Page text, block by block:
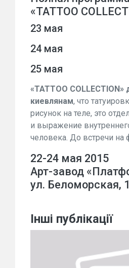
«TATTOO
23 мая
24 мая
25 мая
«TATTOO
киевлянам, что
рисунок на теле, это
и выражение
человека. До встречи на
22-24 мая 2015
Арт-завод
ул. Беломорская, 1
Інші публікації